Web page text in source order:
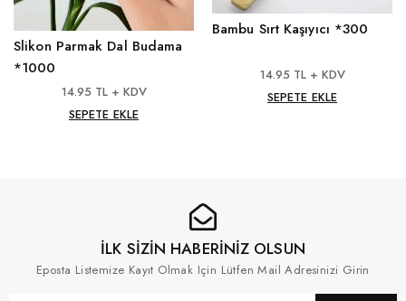
Slikon Parmak Dal Budama
*1000
14.95 TL + KDV
SEPETE EKLE
Bambu Sırt Kaşıyıcı *300
14.95 TL + KDV
SEPETE EKLE
İLK SİZİN HABERİNİZ OLSUN
Eposta Listemize Kayıt Olmak Için Lütfen Mail Adresinizi Girin